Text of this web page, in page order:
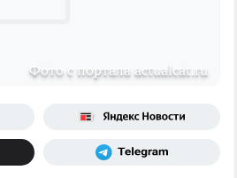
Фото с портала actualcat.ru